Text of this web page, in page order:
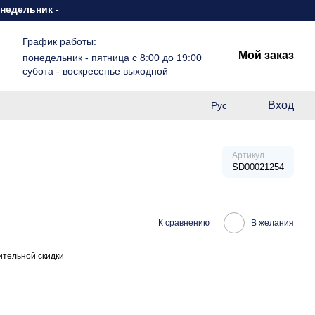
- пятница с 8:00 до 19:00 субота - воскресенье
График работы:
понедельник - пятница с 8:00 до 19:00
субота - воскресенье выходной
Мой заказ
Рус Вход
Артикул
SD00021254
К сравнению В желания
скидки